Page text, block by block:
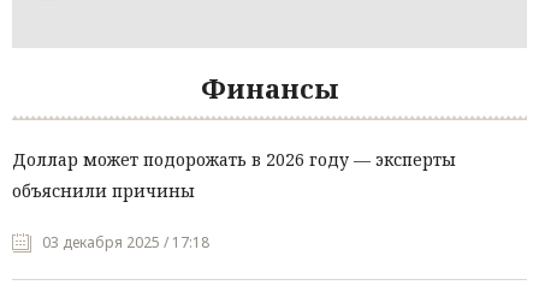
Финансы
Доллар может подорожать в 2026 году — эксперты
объяснили причины
03 декабря 2025 / 17:18